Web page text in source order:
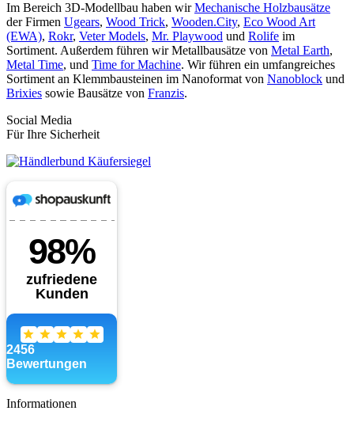
Im Bereich 3D-Modellbau haben wirMechanische Holzbausätze
der Firmen Ugears, Wood Trick, Wooden.City, Eco Wood Art
(EWA), Rokr, Veter Models, Mr. Playwood und Rolife im
Sortiment. Außerdem führen wir Metallbausätze von Metal Earth,
Metal Time, und Time for Machine. Wir führen ein umfangreiches
Sortiment an Klemmbausteinen im Nanoformat von Nanoblock und
Brixies sowie Bausätze von Franzis.
Social Media
Für Ihre Sicherheit
Informationen